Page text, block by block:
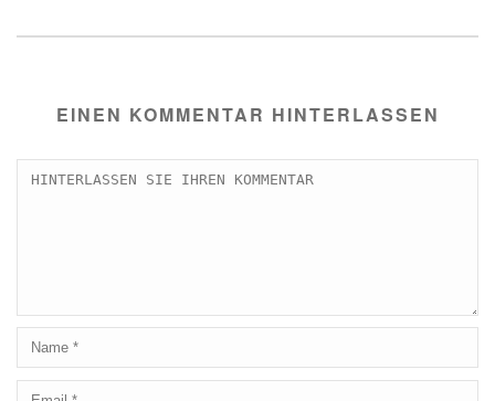
EINEN KOMMENTAR HINTERLASSEN